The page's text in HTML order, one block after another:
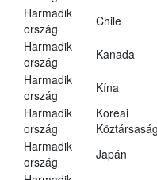
Harmadik
ország
Chile
Harmadik
ország
Kanada
Harmadik
ország
Kína
Harmadik
ország
Koreai
Köztársaság
Harmadik
ország
Japán